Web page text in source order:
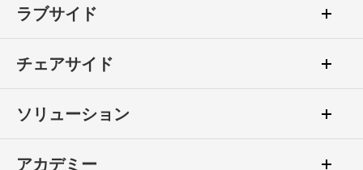
ラブサイド
チェアサイド
ソリューション
アカデミー